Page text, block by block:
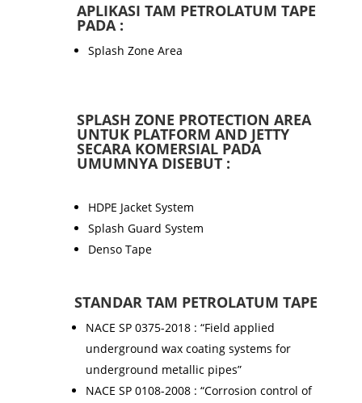
APLIKASI TAM PETROLATUM TAPE
PADA :
Splash Zone Area
SPLASH ZONE PROTECTION AREA
UNTUK PLATFORM AND JETTY
SECARA KOMERSIAL PADA
UMUMNYA DISEBUT :
HDPE Jacket System
Splash Guard System
Denso Tape
STANDAR TAM PETROLATUM TAPE
NACE SP 0375-2018 : “Field applied
underground wax coating systems for
underground metallic pipes”
NACE SP 0108-2008 : “Corrosion control of